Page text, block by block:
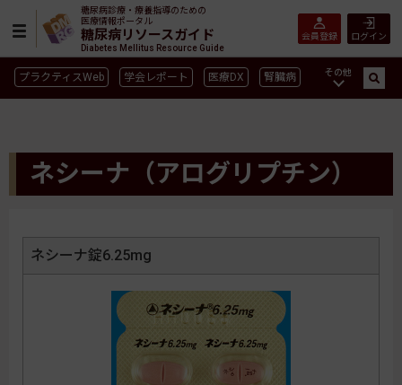
糖尿病診療・療養指導のための
医療情報ポータル
糖尿病リソースガイド
Diabetes Mellitus Resource Guide
ログイン
会員登録
プラクティスWeb 学会レポート 医療DX 腎臓病
インスリン製剤 薬物療法 食事療法 運動療法
合併症 ガイドライン
その他
ネシーナ（アログリプチン）
ネシーナ錠6.25mg